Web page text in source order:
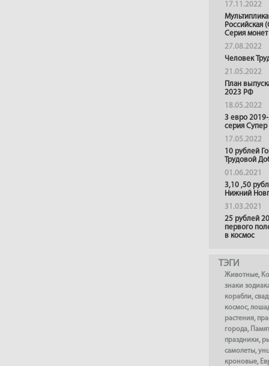
17.11.2022
Российская
Серия монет
27.08.2022
Человек
21.05.2022
План
2023 РФ
18.05.2022
3 евро
серия
17.05.2022
10 рублей
Трудовой
01.06.2021
3,10 ,50
Нижний
31.03.2021
25 рублей
первого
в космос
ТЭГИ
Животные,
знаки
корабли,
космос,
растения,
города,
праздники,
самолеты,
кроновые,